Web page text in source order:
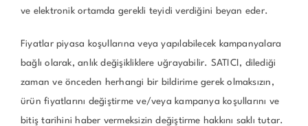
ve elektronik ortamda gerekli teyidi verdiğini beyan eder.
Fiyatlar piyasa koşullarına veya yapılabilecek kampanyalara
bağlı olarak, anlık değişikliklere uğrayabilir. SATICI, dilediği
zaman ve önceden herhangi bir bildirime gerek olmaksızın,
ürün fiyatlarını değiştirme ve/veya kampanya koşullarını ve
bitiş tarihini haber vermeksizin değiştirme hakkını saklı tutar.